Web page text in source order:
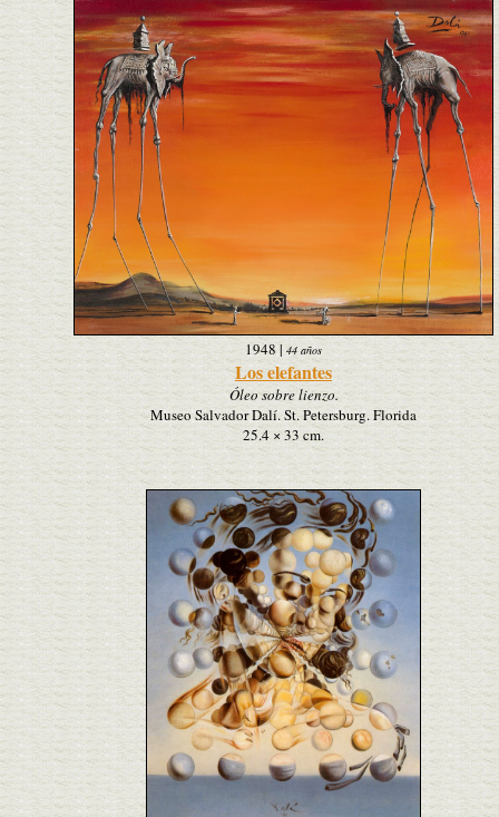
1948 | 44 años
Los elefantes
Óleo sobre lienzo.
Museo Salvador Dalí. St. Petersburg. Florida
25.4 × 33 cm.